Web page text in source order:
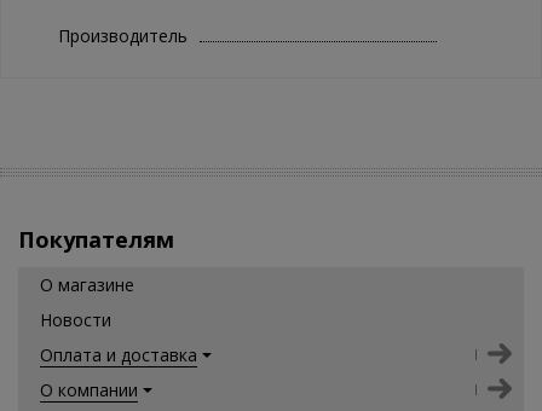
Производитель
Покупателям
О магазине
Новости
Оплата и доставка
О компании